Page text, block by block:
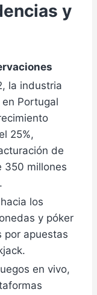
y
la industria
Portugal
25%,
de
350 millones
los
y póker
por apuestas
en vivo,